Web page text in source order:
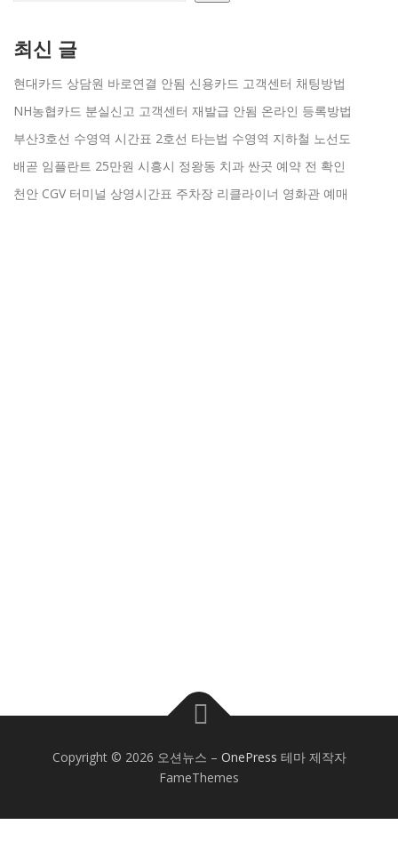
최신 글
현대카드 상담원 바로연결 안됨 신용카드 고객센터 채팅방법
NH농협카드 분실신고 고객센터 재발급 안됨 온라인 등록방법
부산3호선 수영역 시간표 2호선 타는법 수영역 지하철 노선도
배곧 임플란트 25만원 시흥시 정왕동 치과 싼곳 예약 전 확인
천안 CGV 터미널 상영시간표 주차장 리클라이너 영화관 예매
Copyright © 2026 오션뉴스 – OnePress 테마 제작자
FameThemes